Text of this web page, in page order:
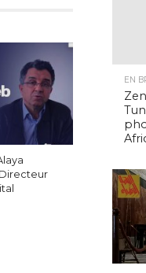
Directeur
EN